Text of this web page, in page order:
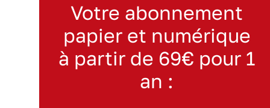
Votre abonnement
papier et numérique
à partir de 69€ pour 1
an :